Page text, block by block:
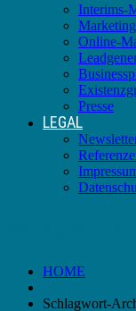
Interims-
Marketing
Online-
Presse
LEGAL
HOME
Schlagwort-